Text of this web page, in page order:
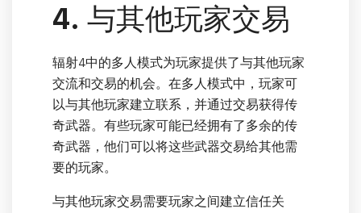
4. 与其他玩家交易
辐射4中的多人模式为玩家提供了与其他玩家
交流和交易的机会。在多人模式中，玩家可
以与其他玩家建立联系，并通过交易获得传
奇武器。有些玩家可能已经拥有了多余的传
奇武器，他们可以将这些武器交易给其他需
要的玩家。
与其他玩家交易需要玩家之间建立信任关